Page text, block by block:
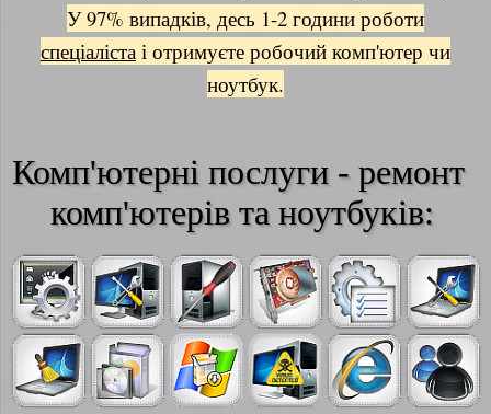
У 97% випадків, десь 1-2 години роботи
спеціалістаі отримуєте робочий комп'ютер чи
ноутбук.
Комп'ютерні послуги - ремонт
комп'ютерів та ноутбуків: